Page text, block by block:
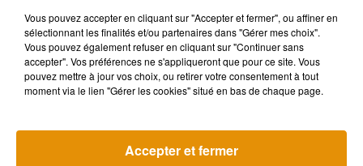
Angèle et Amélie Lens dévoilent leur
collaboration tant attendue
Vous pouvez accepter en cliquant sur "Accepter et fermer", ou affiner en
sélectionnant les finalités et/ou partenaires dans "Gérer mes choix".
Vous pouvez également refuser en cliquant sur "Continuer sans
accepter". Vos préférences ne s'appliqueront que pour ce site. Vous
pouvez mettre à jour vos choix, ou retirer votre consentement à tout
moment via le lien "Gérer les cookies" situé en bas de chaque page.
Accepter et fermer